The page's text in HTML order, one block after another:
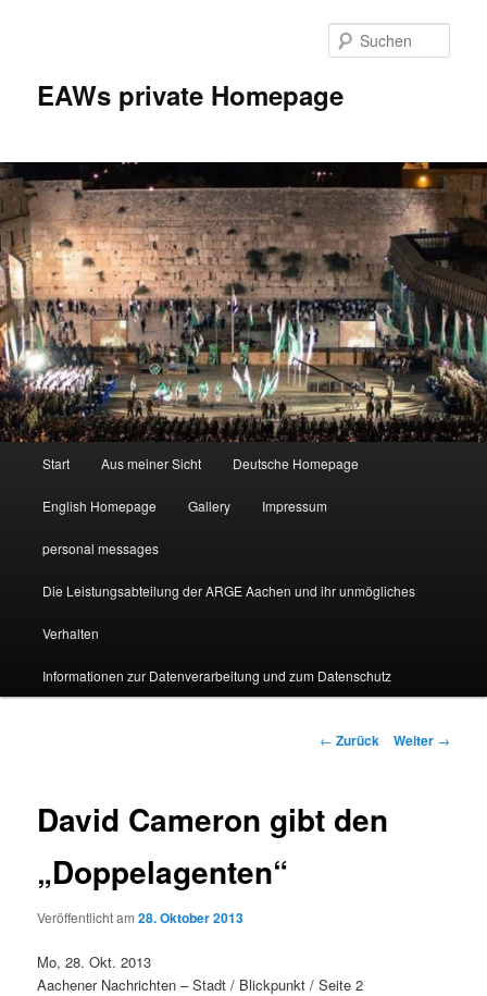
EAWs private Homepage
Start Aus meiner Sicht Deutsche Homepage
English Homepage Gallery Impressum
personal messages
Die Leistungsabteilung der ARGE Aachen und ihr unmögliches
Verhalten
Informationen zur Datenverarbeitung und zum Datenschutz
Beitragsnavigation
← Zurück Weiter →
David Cameron gibt den
„Doppelagenten“
Veröffentlicht am28. Oktober 2013
Mo, 28. Okt. 2013
Aachener Nachrichten – Stadt / Blickpunkt / Seite 2